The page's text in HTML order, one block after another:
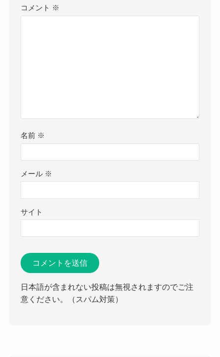
コメント ※
名前 ※
メール ※
サイト
日本語が含まれない投稿は無視されますのでご注
意ください。（スパム対策）